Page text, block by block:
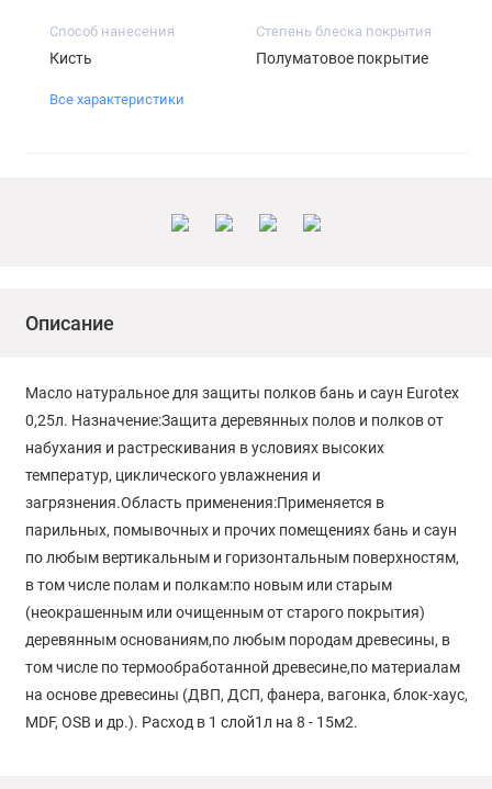
Способ нанесения
Кисть
Степень блеска покрытия
Полуматовое покрытие
Все характеристики
Описание
Масло натуральное для защиты полков бань и саун Eurotex
0,25л. Назначение:Защита деревянных полов и полков от
набухания и растрескивания в условиях высоких
температур, циклического увлажнения и
загрязнения.Область применения:Применяется в
парильных, помывочных и прочих помещениях бань и саун
по любым вертикальным и горизонтальным поверхностям,
в том числе полам и полкам:по новым или старым
(неокрашенным или очищенным от старого покрытия)
деревянным основаниям,по любым породам древесины, в
том числе по термообработанной древесине,по материалам
на основе древесины (ДВП, ДСП, фанера, вагонка, блок-хаус,
MDF, OSB и др.). Расход в 1 слой1л на 8 - 15м2.